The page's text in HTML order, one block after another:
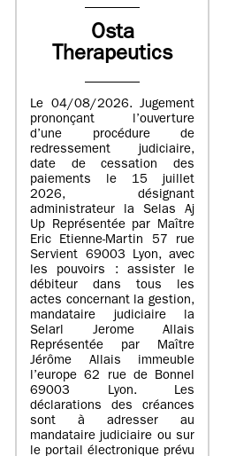
Osta
Therapeutics
Le 04/08/2026. Jugement
prononçant l’ouverture
d’une procédure de
redressement judiciaire,
date de cessation des
paiements le 15 juillet
2026, désignant
administrateur la Selas Aj
Up Représentée par Maître
Eric Etienne-Martin 57 rue
Servient 69003 Lyon, avec
les pouvoirs : assister le
débiteur dans tous les
actes concernant la gestion,
mandataire judiciaire la
Selarl Jerome Allais
Représentée par Maître
Jérôme Allais immeuble
l’europe 62 rue de Bonnel
69003 Lyon. Les
déclarations des créances
sont à adresser au
mandataire judiciaire ou sur
le portail électronique prévu